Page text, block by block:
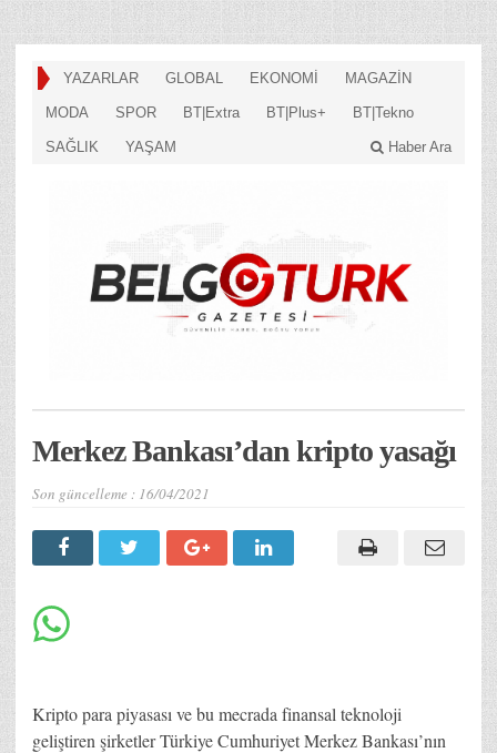
YAZARLAR GLOBAL EKONOMİ MAGAZİN
MODA SPOR BT|Extra BT|Plus+ BT|Tekno
SAĞLIK YAŞAM Haber Ara
Merkez Bankası’dan kripto yasağı
Son güncelleme : 16/04/2021
Kripto para piyasası ve bu mecrada finansal teknoloji
geliştiren şirketler Türkiye Cumhuriyet Merkez Bankası’nın